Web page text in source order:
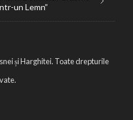
un Lemn”
și Harghitei. Toate drepturile